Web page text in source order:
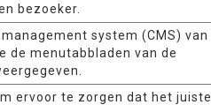
bezoeker.
system (CMS) van
de menutabbladen van de
ervoor te zorgen dat het juiste